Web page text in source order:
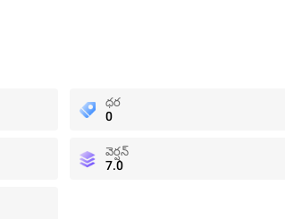
ధర
0
వెర్షన్
7.0